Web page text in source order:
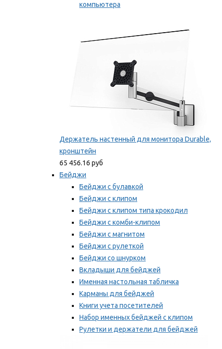
компьютера
Держатель настенный для монитора Durable,
кронштейн
65 456.16 руб
Бейджи
Бейджи с булавкой
Бейджи с клипом
Бейджи с клипом типа крокодил
Бейджи с комби-клипом
Бейджи с магнитом
Бейджи с рулеткой
Бейджи со шнурком
Вкладыши для бейджей
Именная настольная табличка
Карманы для бейджей
Книги учета посетителей
Набор именных бейджей с клипом
Рулетки и держатели для бейджей